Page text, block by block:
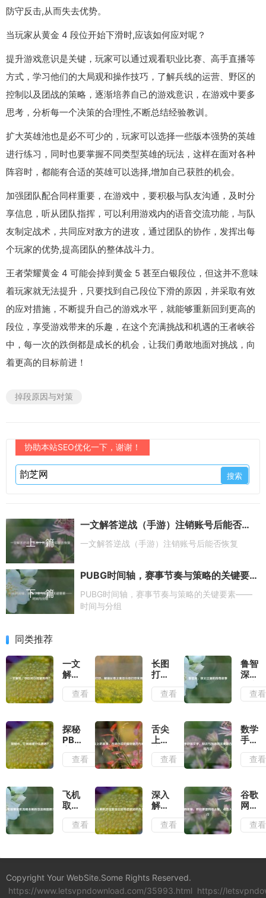
防守反击,从而失去优势。
当玩家从黄金 4 段位开始下滑时,应该如何应对呢？
提升游戏意识是关键，玩家可以通过观看职业比赛、高手直播等
方式，学习他们的大局观和操作技巧，了解兵线的运营、野区的
控制以及团战的策略，逐渐培养自己的游戏意识，在游戏中要多
思考，分析每一个决策的合理性,不断总结经验教训。
扩大英雄池也是必不可少的，玩家可以选择一些版本强势的英雄
进行练习，同时也要掌握不同类型英雄的玩法，这样在面对各种
阵容时，都能有合适的英雄可以选择,增加自己获胜的机会。
加强团队配合同样重要，在游戏中，要积极与队友沟通，及时分
享信息，听从团队指挥，可以利用游戏内的语音交流功能，与队
友制定战术，共同应对敌方的进攻，通过团队的协作，发挥出每
个玩家的优势,提高团队的整体战斗力。
王者荣耀黄金 4 可能会掉到黄金 5 甚至白银段位，但这并不意味
着玩家就无法提升，只要找到自己段位下滑的原因，并采取有效
的应对措施，不断提升自己的游戏水平，就能够重新回到更高的
段位，享受游戏带来的乐趣，在这个充满挑战和机遇的王者峡谷
中，每一次的跌倒都是成长的机会，让我们勇敢地面对挑战，向
着更高的目标前进！
掉段原因与对策
协助本站SEO优化一下，谢谢！
上一篇
一文解答逆战（手游）注销账号后能否恢复
一文解答逆战（手游）注销账号后能否恢复
下一篇
PUBG时间轴，赛事节奏与策略的关键要素——时间与分组
PUBG时间轴，赛事节奏与策略的关键要素——
时间与分组
同类推荐
一文
解
答，
孕妇
苏
吗？
查看
长图
打
印，
解锁
及分
页打
印实
用指
南
查看
鲁智
深，
侠义
江湖
事
查看
探秘
PB，
它到
底是
思？
查看
舌尖
上的
浪
漫，
的独
特魅
素材
查看
数学
手抄
报文
字，
意的
完美
及书
写方
查看
飞机
取票
登机
流程
流程
示
查看
深入
解析
正弦
波及
弦波
义
查看
谷歌
网页
版，
开启
之
入口
查看
Copyright Your WebSite.Some Rights Reserved.
https://www.letsvpndownload.com/35993.html https://